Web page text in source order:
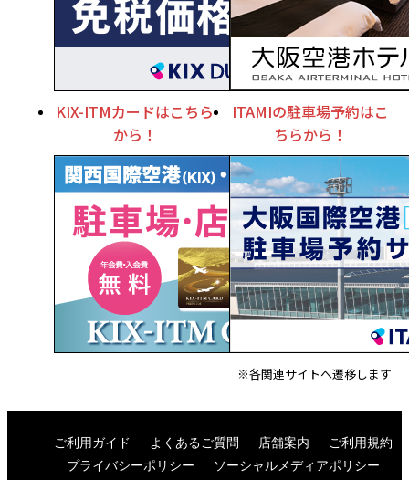
KIX-ITMカードはこちら
から！
ITAMIの駐車場予約はこ
ちらから！
※各関連サイトへ遷移します
ご利用ガイド よくあるご質問 店舗案内
ご利用規約
プライバシーポリシー
ソーシャルメディアポリシー